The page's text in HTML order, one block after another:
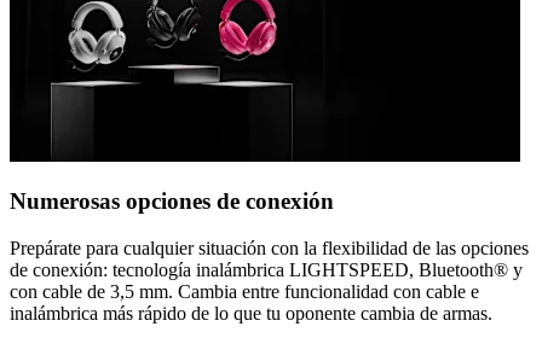
Numerosas opciones de conexión
Prepárate para cualquier situación con la flexibilidad de las opciones
de conexión: tecnología inalámbrica LIGHTSPEED, Bluetooth® y
con cable de 3,5 mm. Cambia entre funcionalidad con cable e
inalámbrica más rápido de lo que tu oponente cambia de armas.